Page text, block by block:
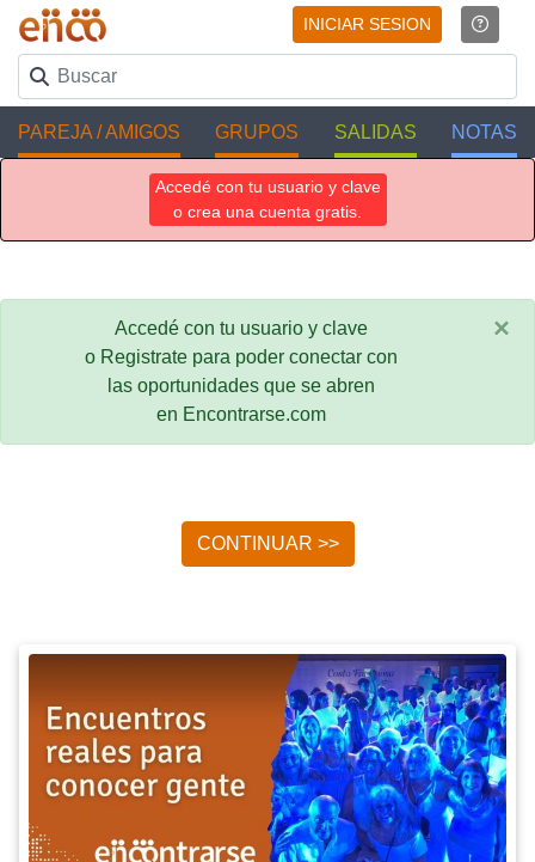
INICIAR SESION
PAREJA / AMIGOS GRUPOS SALIDAS NOTAS
Accedé con tu usuario y clave
o crea una cuenta gratis.
Accedé con tu usuario y clave
o Registrate para poder conectar con
las oportunidades que se abren
en Encontrarse.com
×
CONTINUAR >>